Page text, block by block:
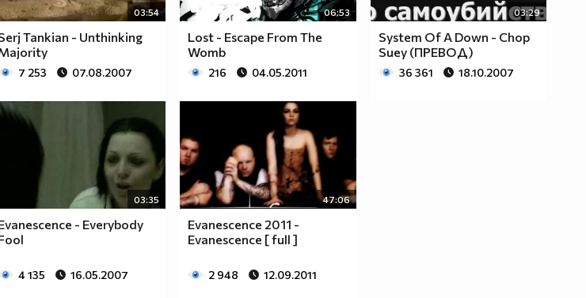
03:54
Tankian - Unthinking
7 253 07.08.2007
06:53
Lost - Escape From The
Womb
216 04.05.2011
03:29
System Of A Down - Chop
Suey (ПРЕВОД)
36 361 18.10.2007
03:35
- Everybody
4 135 16.05.2007
47:06
Evanescence 2011 -
Evanescence [ full ]
2 948 12.09.2011